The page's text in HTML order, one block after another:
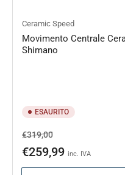
Ceramic Speed
Movimento Centrale
Shimano
ESAURITO
Prezzo
di
€319,00Prezzo
scontato
€259,99 inc. IVA